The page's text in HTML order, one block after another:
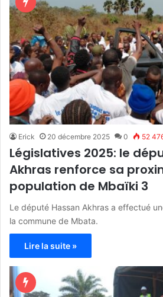
Erick 20 décembre 2025 0 52
Législatives 2025: le
Akhras renforce sa
population de Mbaïki 3
Le député Hassan Akhras a effectué
la commune de Mbata.
Lire la suite »